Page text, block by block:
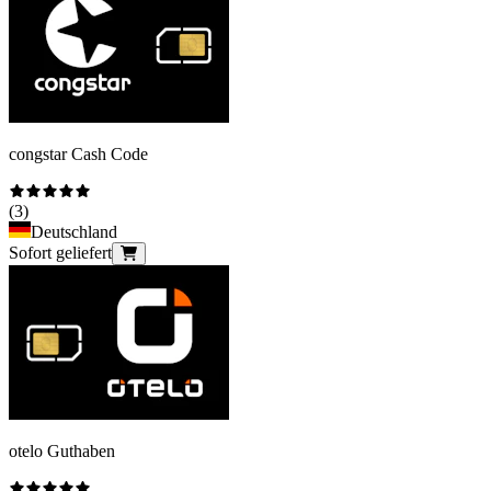
congstar Cash Code
(3)
Deutschland
Sofort geliefert
otelo Guthaben